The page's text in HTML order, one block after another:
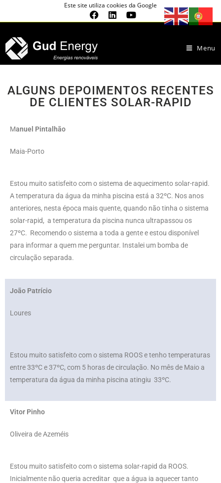
Este site utiliza cookies da Google
Menu
ALGUNS DEPOIMENTOS RECENTES
DE CLIENTES SOLAR-RAPID
Manuel Pintalhão
Maia-Porto
Estou muito satisfeito com o sistema de aquecimento solar-rapid.
A temperatura da água da minha piscina está a 32ºC. Nos anos
anteriores, nesta época mais quente, quando não tinha o sistema
solar-rapid, a temperatura da piscina nunca ultrapassou os
27ºC. Recomendo o sistema a toda a gente e estou disponível
para informar a quem me perguntar. Instalei um bomba de
circulação separada.
João Patrício
Loures
Estou muito satisfeito com o sistema ROOS e tenho temperaturas
entre 33ºC e 37ºC, com 5 horas de circulação. No mês de Maio a
temperatura da água da minha piscina atingiu 33ºC.
Vitor Pinho
Oliveira de Azeméis
Estou muito satisfeito com o sistema solar-rapid da ROOS.
Inicialmente não queria acreditar que a água ia aquecer tanto